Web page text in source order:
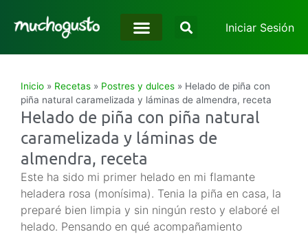
Iniciar Sesión
Inicio » Recetas » Postres y dulces » Helado de piña con
piña natural caramelizada y láminas de almendra, receta
Helado de piña con piña natural
caramelizada y láminas de
almendra, receta
Este ha sido mi primer helado en mi flamante
heladera rosa (monísima). Tenia la piña en casa, la
preparé bien limpia y sin ningún resto y elaboré el
helado. Pensando en qué acompañamiento